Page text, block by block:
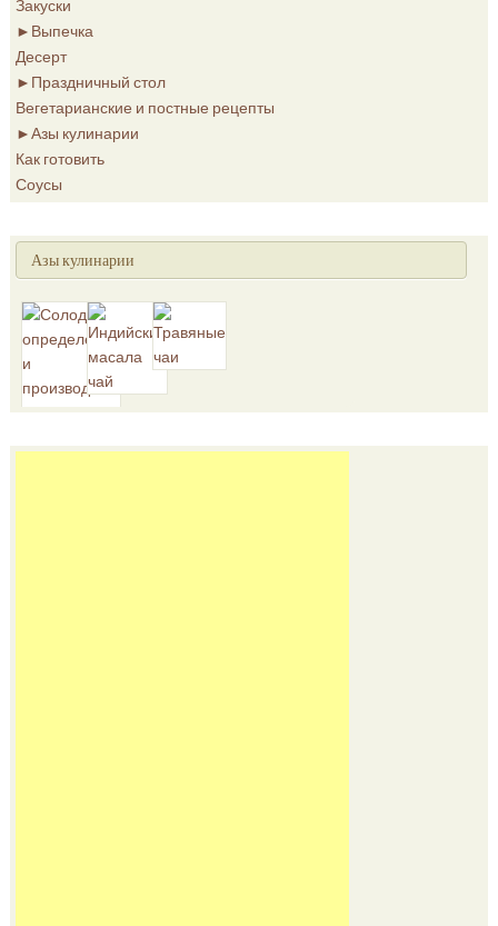
Закуски
► Выпечка
Десерт
► Праздничный стол
Вегетарианские и постные рецепты
►Азы кулинарии
Как готовить
Соусы
Азы кулинарии